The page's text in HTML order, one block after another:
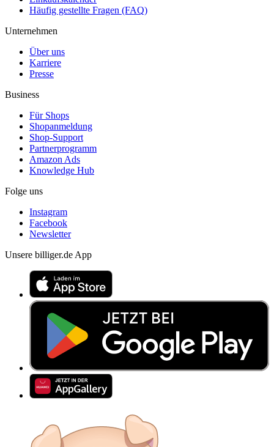
Häufig gestellte Fragen (FAQ)
Unternehmen
Über uns
Karriere
Presse
Business
Für Shops
Shopanmeldung
Shop-Support
Partnerprogramm
Amazon Ads
Knowledge Hub
Folge uns
Instagram
Facebook
Newsletter
Unsere billiger.de App